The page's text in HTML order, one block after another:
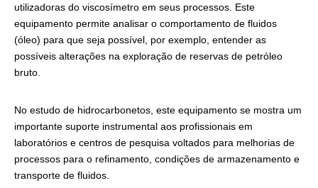
utilizadoras do viscosímetro em seus processos. Este
equipamento permite analisar o comportamento de fluidos
(óleo) para que seja possível, por exemplo, entender as
possíveis alterações na exploração de reservas de petróleo
bruto.
No estudo de hidrocarbonetos, este equipamento se mostra um
importante suporte instrumental aos profissionais em
laboratórios e centros de pesquisa voltados para melhorias de
processos para o refinamento, condições de armazenamento e
transporte de fluidos.